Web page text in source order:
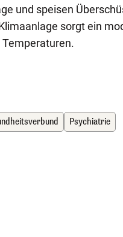
und speisen
sorgt ein
Psychiatrie